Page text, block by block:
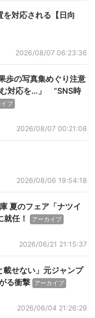
を対応される【日向
2026/08/07 06:23:36
歩の写真集めぐり注意
対応を…」 “SNS時
ブ
2026/08/07 00:21:08
2026/08/06 19:54:18
夏のフェア「ナツイ
任！
アーカイブ
2026/06/21 21:15:37
載せない」元ジャンプ
る衝撃 アーカイブ
2026/06/04 21:26:29